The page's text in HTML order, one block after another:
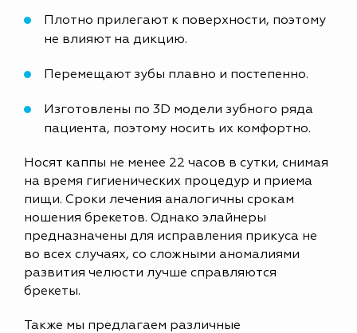
Плотно прилегают к поверхности, поэтому
не влияют на дикцию.
Перемещают зубы плавно и постепенно.
Изготовлены по 3D модели зубного ряда
пациента, поэтому носить их комфортно.
Носят каппы не менее 22 часов в сутки, снимая
на время гигиенических процедур и приема
пищи. Сроки лечения аналогичны срокам
ношения брекетов. Однако элайнеры
предназначены для исправления прикуса не
во всех случаях, со сложными аномалиями
развития челюсти лучше справляются
брекеты.
Также мы предлагаем различные